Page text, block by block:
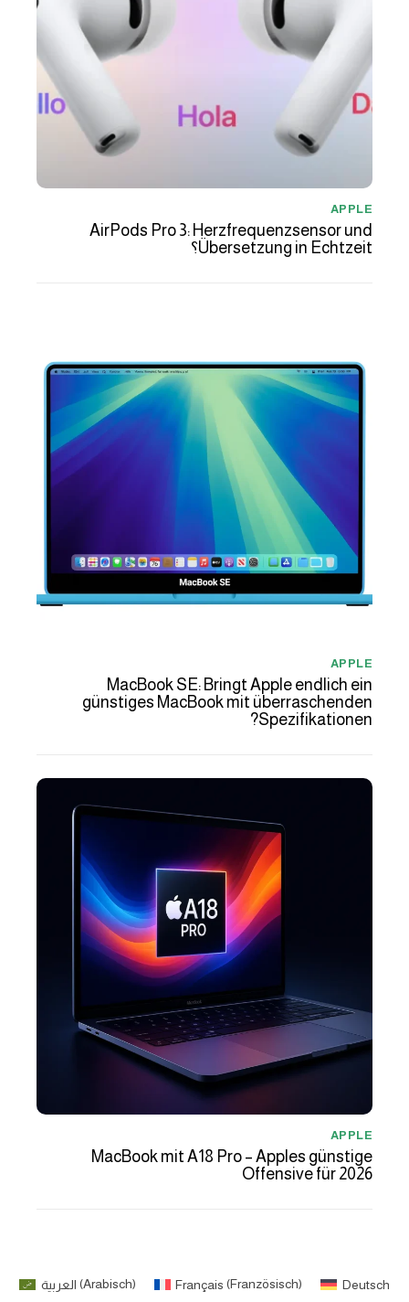
APPLE
AirPods Pro 3: Herzfrequenzsensor und
Übersetzung in Echtzeit؟
APPLE
MacBook SE: Bringt Apple endlich ein
günstiges MacBook mit überraschenden
Spezifikationen?
APPLE
MacBook mit A18 Pro – Apples günstige
Offensive für 2026
العربية (Arabisch) Français (Französisch) Deutsch